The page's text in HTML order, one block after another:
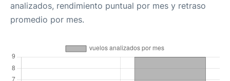
analizados, rendimiento puntual por mes y retraso
promedio por mes.